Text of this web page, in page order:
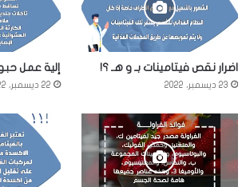
اضرار نقص فيتامينات بـ و هـ ؟!
23 ديسمبر، 2022
إلية عمل
22 ديسمبر، 2022